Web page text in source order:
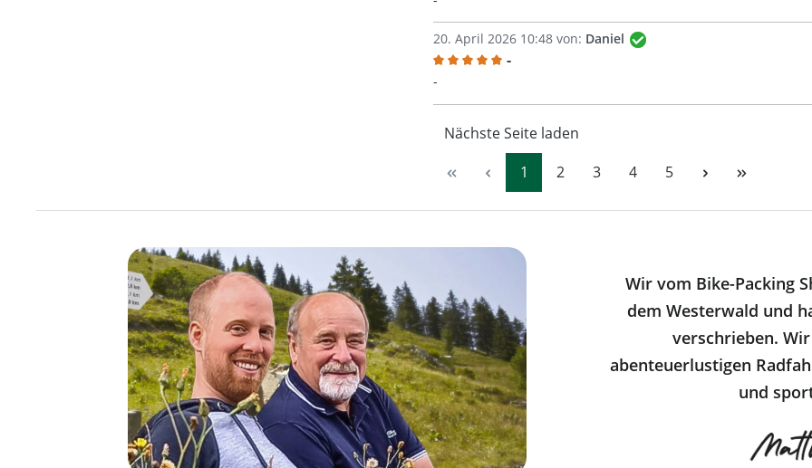
20. April 2026 10:48 von: Daniel
Bewertung mit 5 von 5 Sternen
-
-
Nächste Seite laden
Seite
1 Seite
2 Seite
3 Seite
4 Seite
5
Wir vom Bike-Packing
dem Westerwald und
verschrieben.
abenteuerlustigen
und